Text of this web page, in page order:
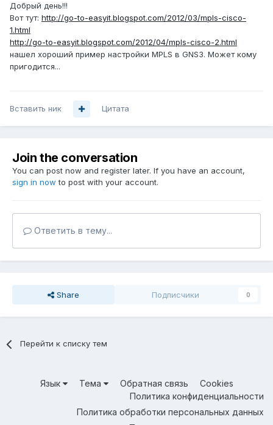
Добрый день!!!
Вот тут: http://go-to-easyit.blogspot.com/2012/03/mpls-cisco-
1.html
http://go-to-easyit.blogspot.com/2012/04/mpls-cisco-2.html
нашел хороший пример настройки MPLS в GNS3. Может кому
пригодится...
Вставить ник Цитата
Join the conversation
You can post now and register later. If you have an account,
sign in now to post with your account.
Ответить в тему...
Share Подписчики 0
Перейти к списку тем
Язык Тема Обратная связь
Cookies
Политика конфиденциальности
Политика обработки персональных данных